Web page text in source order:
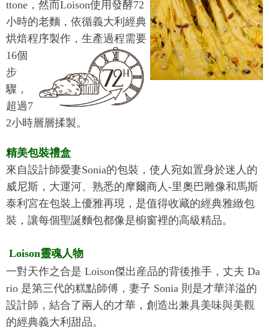
ttone，然而Loison使用發酵72
小時的老麵，依循義大利經典
烘焙程序製作， 生產過程需要
16個
步
驟，
超過7
2小時層層揉製。
精美包裝禮盒
來自設計師愛妻Sonia的包裝，使人宛如置身於迷人的
威尼斯， 大運河、熟悉的摩爾商人-里奧巴雕像和馬斯
泰利宮在包裝上優雅再現， 是值得收藏的經典雅緻包
裝，讓每個聖誕麵包都像是櫥窗裡的高級精品。
Loison靈魂人物
一對天作之合是 Loison傑出産品的背後推手，丈夫 Da
rio 是第三代的糕點師傅，妻子 Sonia 則是才華洋溢的
設計師，結合了兩人的才華，創造出兼具美味與美觀
的經典義大利甜品。